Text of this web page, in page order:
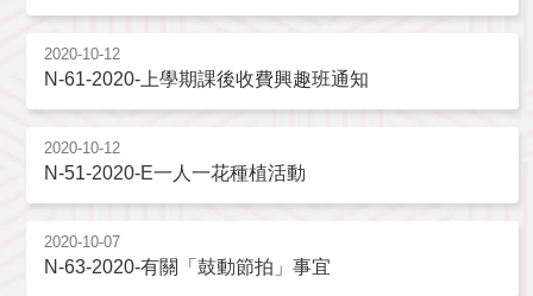
2020-10-12
N-61-2020-上學期課後收費興趣班通知
2020-10-12
N-51-2020-E一人一花種植活動
2020-10-07
N-63-2020-有關「鼓動節拍」事宜